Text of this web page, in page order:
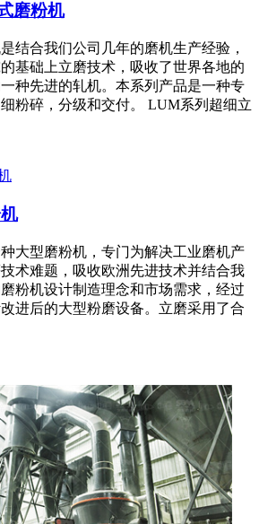
磨粉机
结合我们公司几年的磨机生产经验，
基础上立磨技术，吸收了世界各地的
种先进的轧机。本系列产品是一种专
粉碎，分级和交付。 LUM系列超细立
大型磨粉机，专门为解决工业磨机产
术难题，吸收欧洲先进技术并结合我
粉机设计制造理念和市场需求，经过
进后的大型粉磨设备。立磨采用了合